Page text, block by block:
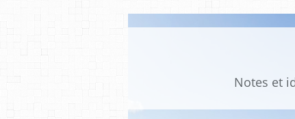
Notes et